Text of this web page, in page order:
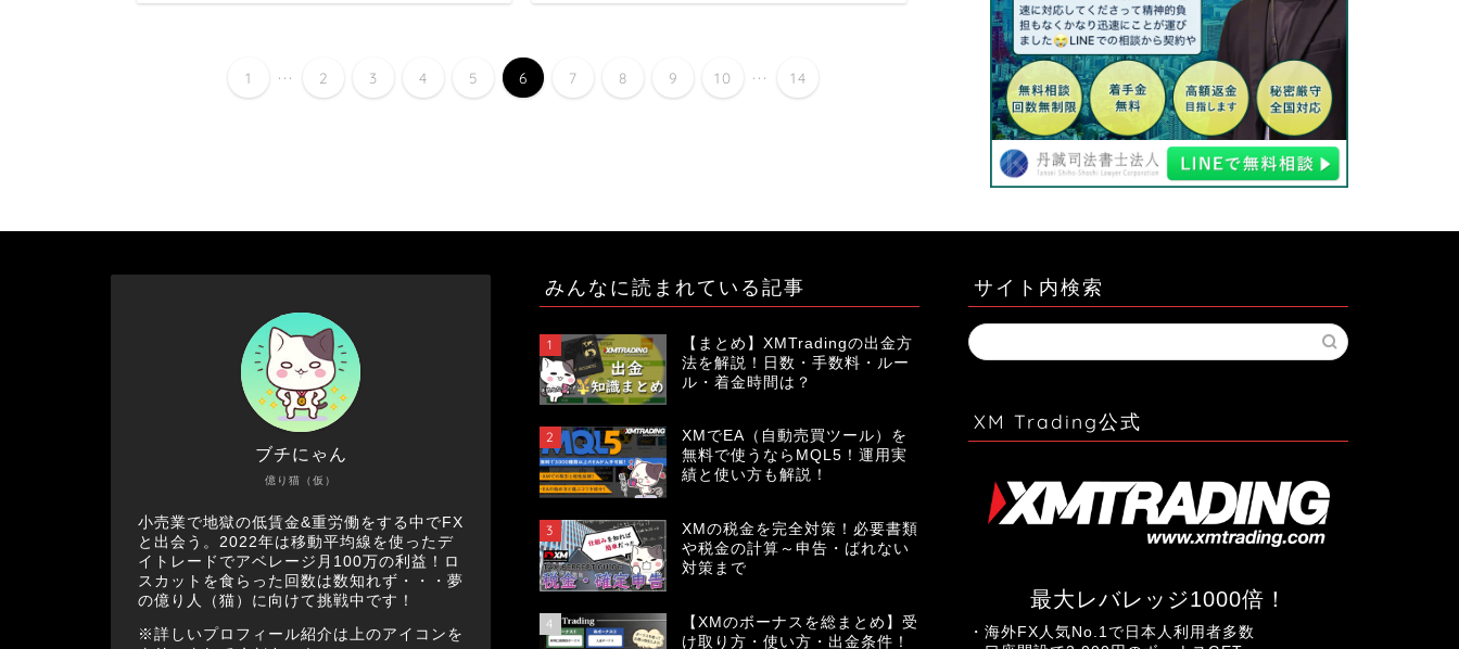
1 ... 2 3 4 5 6 7 8 9 10 ... 14
2024年12月3日
next
億り猫（仮）
ブチにゃん
小売業で地獄の低賃金&重労働をする中でFX
と出会う。2022年は移動平均線を使ったデ
イトレードでアベレージ月100万の利益！ロ
スカットを食らった回数は数知れず・・・夢
の億り人（猫）に向けて挑戦中です！
※詳しいプロフィール紹介は上のアイコンを
みんなに読まれている記事
1
【まとめ】XMTradingの出金方
法を解説！日数・手数料・ルー
ル・着金時間は？
2
XMでEA（自動売買ツール）を
無料で使うならMQL5！運用実
績と使い方も解説！
3
XMの税金を完全対策！必要書類
や税金の計算～申告・ばれない
対策まで
4
【XMのボーナスを総まとめ】受
け取り方・使い方・出金条件！
サイト内検索
XM Trading公式
最大レバレッジ1000倍！
・海外FX人気No.1で日本人利用者多数